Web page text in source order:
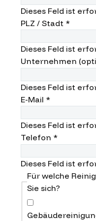
Dieses Feld ist
PLZ / Stadt *
Dieses Feld ist
Unternehmen
Dieses Feld ist
E-Mail *
Dieses Feld ist
Telefon *
Dieses Feld ist
Für welche
Sie sich?